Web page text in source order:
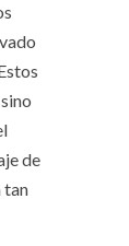
de
tan